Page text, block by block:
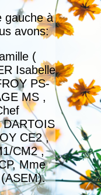
gauche à
avons:
(
Isabelle
PS-
MS ,
DARTOIS
CE2 ,
CM2 ,
Mme